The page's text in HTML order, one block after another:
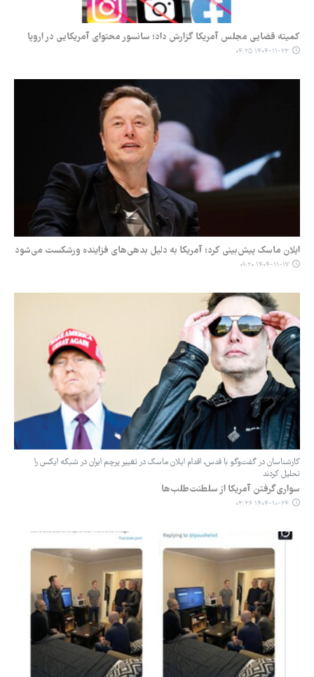
کمیته قضایی مجلس آمریکا گزارش داد؛ سانسور محتوای آمریکایی در اروپا
۱۴۰۴-۱۱-۲۳ ۰۴:۲۵
ایلان ماسک پیش‌بینی کرد؛ آمریکا به دلیل بدهی‌های فزاینده ورشکست می‌شود
۱۴۰۴-۱۱-۱۷ ۰۹:۲۰
کارشناسان در گفت‌وگو با قدس، اقدام ایلان ماسک در تغییر پرچم ایران در شبکه ایکس را
تحلیل کردند
سواری‌گرفتن آمریکا از سلطنت‌طلب‌ها
۱۴۰۴-۱۰-۲۴ ۰۳:۳۶